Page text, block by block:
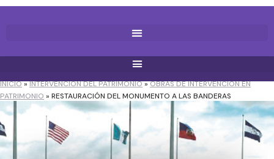
INICIO»INTERVENCIÓN DEL PATRIMONIO»OBRAS DE INTERVENCIÓN EN
PATRIMONIO » RESTAURACIÓN DEL MONUMENTO A LAS BANDERAS